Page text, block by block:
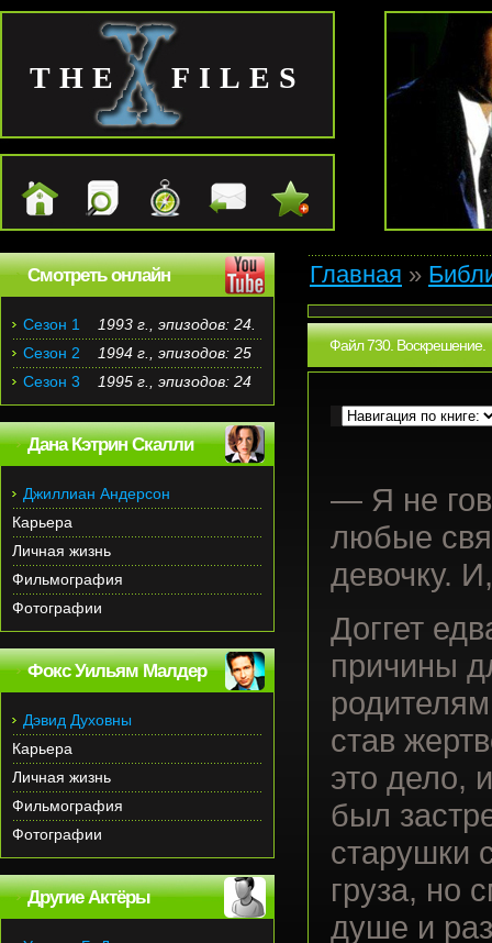
THE FILES
Главная »
Файл 730. Воскрешение.
— Я не
любые
девочку.
Доггет
причины
став
это дело,
был
старушки
груза, но
душе и
Смотреть онлайн
Сезон 1
1993 г., эпизодов: 24.
Сезон 2
1994 г., эпизодов: 25
Сезон 3
1995 г., эпизодов: 24
Дана Кэтрин Скалли
Джиллиан Андерсон
Карьера
Личная жизнь
Фильмография
Фотографии
Фокс Уильям Малдер
Дэвид Духовны
Карьера
Личная жизнь
Фильмография
Фотографии
Другие Актёры